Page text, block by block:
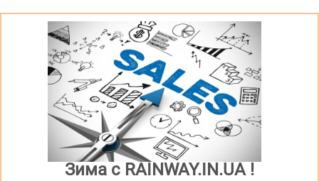
Зима с RAINWAY.IN.UA !